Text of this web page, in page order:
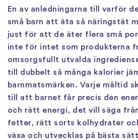
En av anledningarna till varför
små barn att äta så näringstät
just för att de äter flera små
inte för intet som produkterna
omsorgsfullt utvalda
till dubbelt så många kalorier
barnmatsmärken. Varje måltid
till att barnet får precis den
och rätt energi, det vill säga
fetter, rätt sorts kolhydrater
växa och utvecklas på bästa